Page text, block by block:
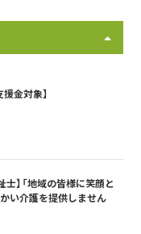
金対象】
】「地域の皆様に笑顔と
い介護を提供しません